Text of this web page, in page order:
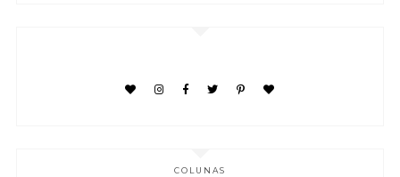
COLUNAS